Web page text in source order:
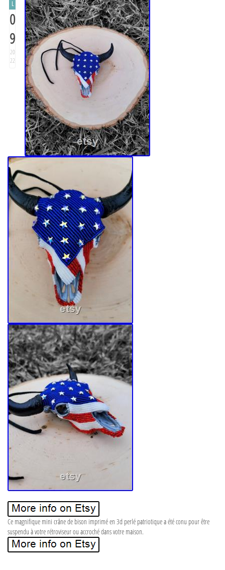
L
0
9
20
22
Ce magnifique mini crâne de bison imprimé en 3d perlé patriotique a été conu pour être
suspendu à votre rétroviseur ou accroché dans votre maison.